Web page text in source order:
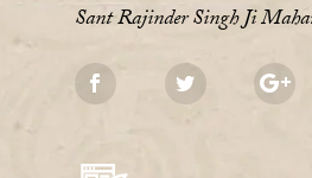
Sant Rajinder Singh Ji